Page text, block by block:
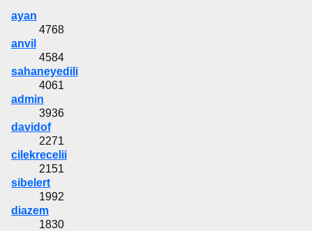
ayan
4768
anvil
4584
sahaneyedili
4061
admin
3936
davidof
2271
cilekrecelii
2151
sibelert
1992
diazem
1830